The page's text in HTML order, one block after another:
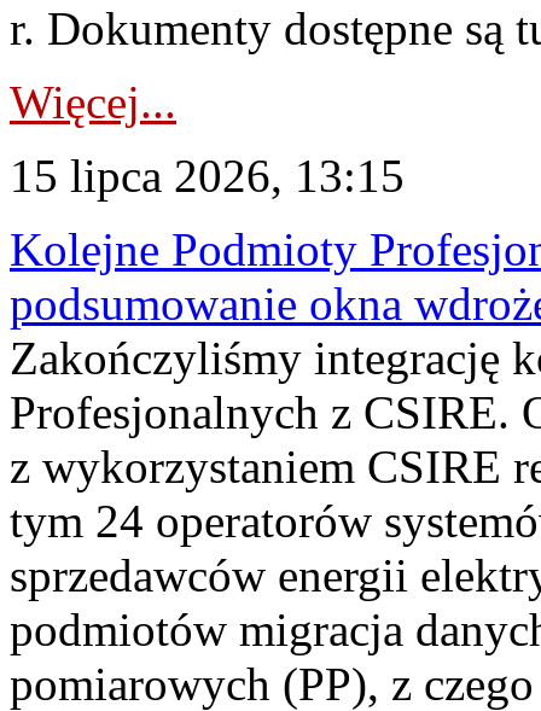
r. Dokumenty dostępne są
Więcej...
15 lipca 2026, 13:15
Kolejne Podmioty
podsumowanie okna
Zakończyliśmy integrację
Profesjonalnych z CSIRE.
z wykorzystaniem CSIRE
tym 24 operatorów
sprzedawców energii
podmiotów migracja
pomiarowych (PP), z